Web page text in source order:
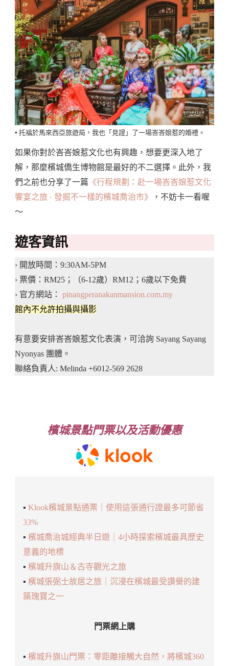
▪️ 托福於馬來西亞旅遊局，我也「見證」了一場峇峇娘惹的婚禮。
如果你對於峇峇娘惹文化也有興趣，想要更深入地了
解，那麼檳城僑生博物館是最好的不二選擇。此外，我
們之前也分享了一篇 《行程規劃：赴一場峇峇娘惹文化
饗宴之旅 · 發掘不一樣的檳城喬治市》
，不妨卡一看喔
～
遊客資訊
› 開放時間：9:30AM-5PM
› 票價：RM25；（6-12歲）RM12；6歲以下免費
› 官方網站： pinangperanakanmansion.com.my
館內不允許拍攝與攝影
有意要安排峇峇娘惹文化表演，可洽詢 Sayang Sayang
Nyonyas 團體。
聯絡負責人: Melinda +6012-569 2628
檳城景點門票以及活動優惠
▪️ Klook檳城景點通票｜使用這張通行證最多可節省
33%
▪️ 檳城喬治城經典半日遊｜4小時探索檳城最具歷史
意義的地標
▪️ 檳城升旗山＆古寺觀光之旅
▪️ 檳城張弼士故居之旅｜沉浸在檳城最受讚譽的建
築瑰寶之一
門票網上購
▪️ 檳城升旗山門票：零距離接觸大自然，將檳城360